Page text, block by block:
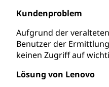
Kundenproblem
Aufgrund der
Benutzer der
keinen Zugriff auf
Lösung von Lenovo